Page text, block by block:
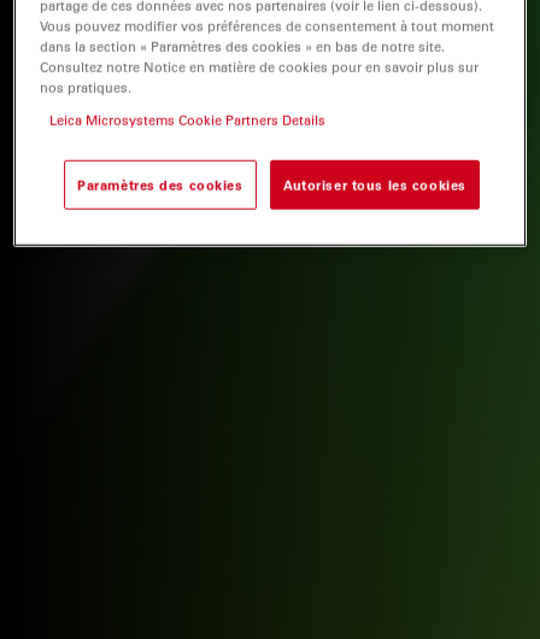
partage de ces données avec nos partenaires (voir le lien ci-dessous).
Vous pouvez modifier vos préférences de consentement à tout moment
dans la section « Paramètres des cookies » en bas de notre site.
Consultez notre Notice en matière de cookies pour en savoir plus sur
nos pratiques.
Leica Microsystems Cookie Partners Details
Paramètres des cookies Autoriser tous les cookies